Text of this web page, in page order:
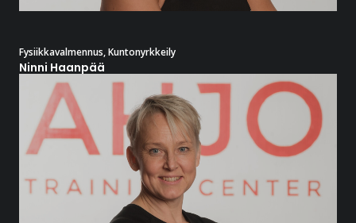
Fysiikkavalmennus,Kuntonyrkkeily
Ninni Haanpää